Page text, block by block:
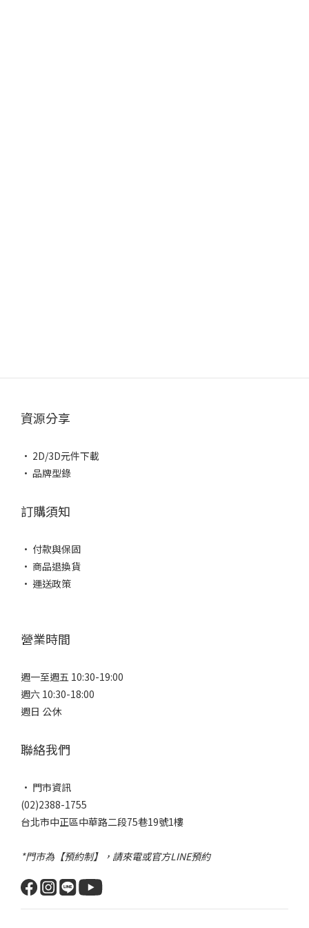
資源分享
• 2D/3D元件下載
• 品牌型錄
訂購須知
• 付款與保固
• 商品退換貨
• 運送政策
營業時間
週一至週五 10:30-19:00
週六 10:30-18:00
週日 公休
聯絡我們
• 門市資訊
(02)2388-1755
台北市中正區中華路二段75巷19號1樓
*門市為【預約制】，請來電或官方LINE預約